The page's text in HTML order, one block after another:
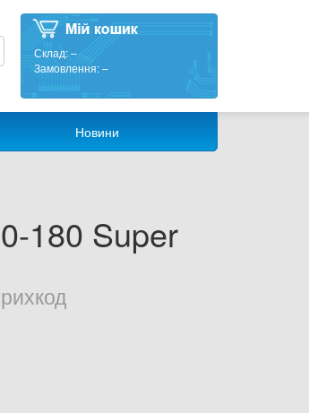
Склад:–
Замовлення:–
Новини
180 Super